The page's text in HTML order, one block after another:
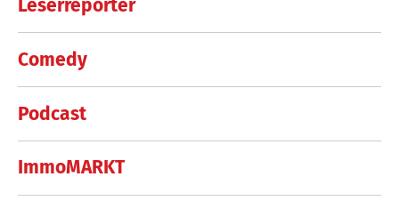
Leserreporter
Comedy
Podcast
ImmoMARKT